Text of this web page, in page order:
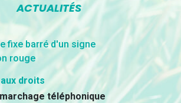
ACTUALITÉS
droits
téléphonique